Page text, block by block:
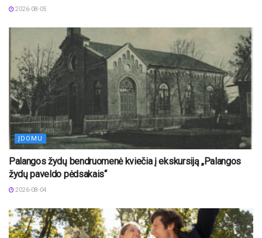
2026-08-05
ĮDOMU
Palangos žydų bendruomenė kviečia į ekskursiją „Palangos
žydų paveldo pėdsakais“
2026-08-04